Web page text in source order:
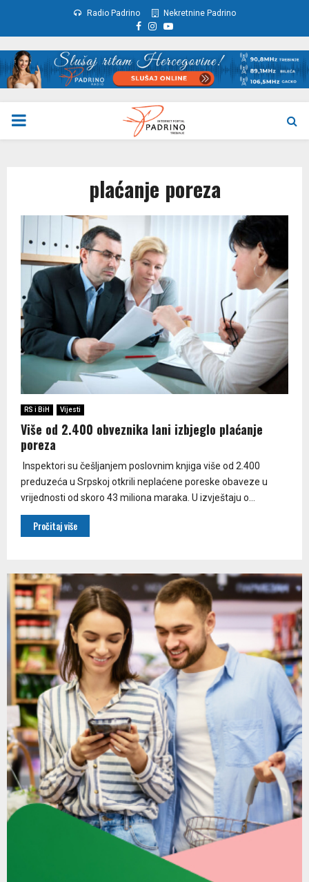
Radio Padrino Nekretnine Padrino
Facebook
Instagram
Youtube
PRIMARY
plaćanje poreza
RS i BiH Vijesti
Više od 2.400 obveznika lani izbjeglo plaćanje
poreza
Inspektori su češljanjem poslovnim knjiga više od 2.400
preduzeća u Srpskoj otkrili neplaćene poreske obaveze u
vrijednosti od skoro 43 miliona maraka. U izvještaju o...
Pročitaj više